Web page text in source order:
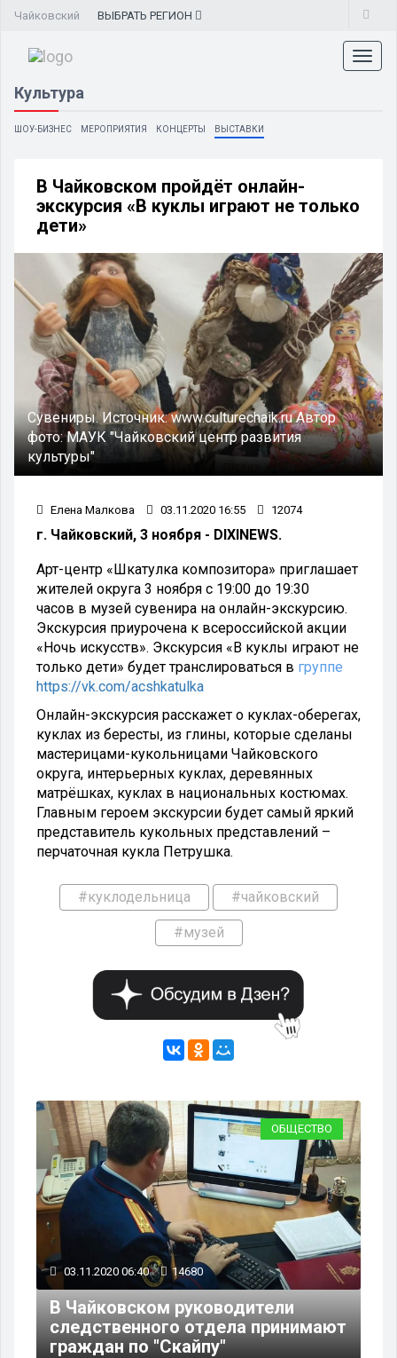
Чайковский ВЫБРАТЬ РЕГИОН
Культура
ШОУ-БИЗНЕС МЕРОПРИЯТИЯ КОНЦЕРТЫ ВЫСТАВКИ
В Чайковском пройдёт онлайн-
экскурсия «В куклы играют не только
дети»
Сувениры.Источник:www.culturechaik.ruАвтор
фото:МАУК "Чайковский центр развития
культуры"
Елена Малкова 03.11.2020 16:55 12074
г. Чайковский, 3 ноября - DIXINEWS.
Арт-центр «Шкатулка композитора» приглашает
жителей округа 3 ноября с 19:00 до 19:30
часов в музей сувенира на онлайн-экскурсию.
Экскурсия приурочена к всероссийской акции
«Ночь искусств». Экскурсия «В куклы играют не
только дети» будет транслироваться в группе
https://vk.com/acshkatulka
Онлайн-экскурсия расскажет о куклах-оберегах,
куклах из бересты, из глины, которые сделаны
мастерицами-кукольницами Чайковского
округа, интерьерных куклах, деревянных
матрёшках, куклах в национальных костюмах.
Главным героем экскурсии будет самый яркий
представитель кукольных представлений –
перчаточная кукла Петрушка.
#куклодельница #чайковский
#музей
ОБЩЕСТВО
03.11.2020 06:40 14680
В Чайковском руководители
следственного отдела принимают
граждан по "Скайпу"